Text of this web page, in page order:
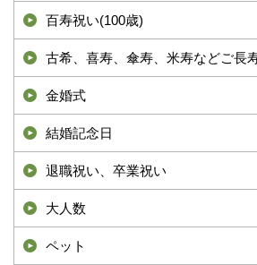
百寿祝い(100歳)
古希、喜寿、傘寿、米寿などご長
金婚式
結婚記念日
退職祝い、卒業祝い
大人数
ペット